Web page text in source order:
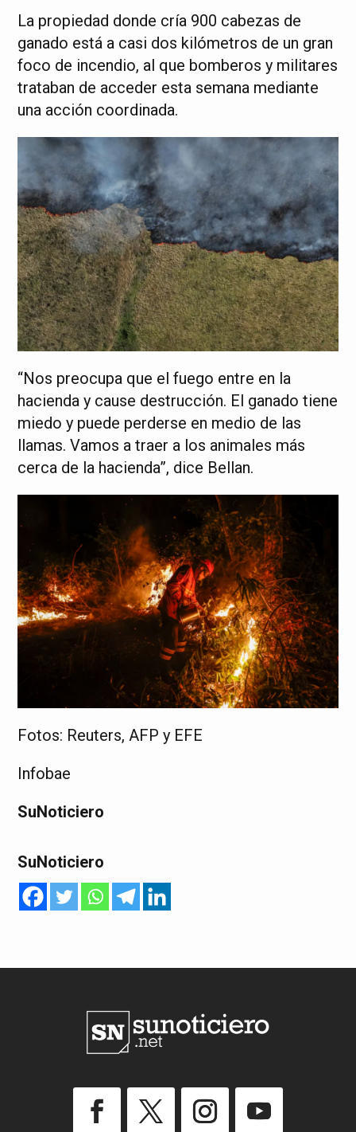
La propiedad donde cría 900 cabezas de
ganado está a casi dos kilómetros de un gran
foco de incendio, al que bomberos y militares
trataban de acceder esta semana mediante
una acción coordinada.
“Nos preocupa que el fuego entre en la
hacienda y cause destrucción. El ganado tiene
miedo y puede perderse en medio de las
llamas. Vamos a traer a los animales más
cerca de la hacienda”, dice Bellan.
Fotos: Reuters, AFP y EFE
Infobae
SuNoticiero
SuNoticiero